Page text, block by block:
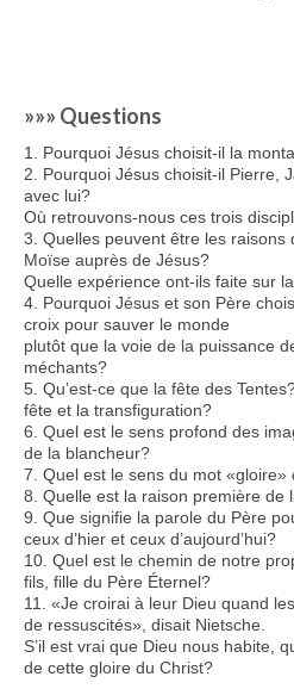
»»» Questions
1. Pourquoi Jésus choisit-il la
2. Pourquoi Jésus choisit-il Pierre,
avec lui?
Où retrouvons-nous ces trois
3. Quelles peuvent être les raisons
Moïse auprès de Jésus?
Quelle expérience ont-ils faite sur
4. Pourquoi Jésus et son Père
croix pour sauver le monde
plutôt que la voie de la puissance
méchants?
5. Qu’est-ce que la fête des
fête et la transfiguration?
6. Quel est le sens profond des
de la blancheur?
7. Quel est le sens du mot «gloire»
8. Quelle est la raison première de
9. Que signifie la parole du Père
ceux d’hier et ceux d’aujourd’hui?
10. Quel est le chemin de notre
fils, fille du Père Éternel?
11. «Je croirai à leur Dieu quand
de ressuscités», disait Nietsche.
S’il est vrai que Dieu nous habite,
de cette gloire du Christ?